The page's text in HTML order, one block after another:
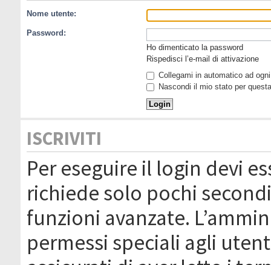
Nome utente:
Password:
Ho dimenticato la password
Rispedisci l’e-mail di attivazione
Collegami in automatico ad
Nascondi il mio stato per
ISCRIVITI
Per eseguire il login devi
richiede solo pochi
funzioni avanzate.
permessi speciali agli